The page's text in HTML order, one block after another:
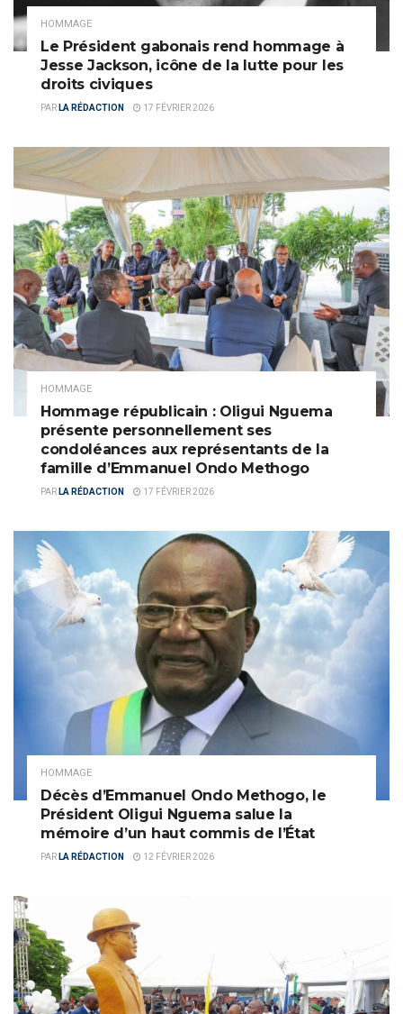
HOMMAGE
Le Président gabonais rend hommage à
Jesse Jackson, icône de la lutte pour les
droits civiques
PAR LA RÉDACTION 17 FÉVRIER 2026
HOMMAGE
Hommage républicain : Oligui Nguema
présente personnellement ses
condoléances aux représentants de la
famille d’Emmanuel Ondo Methogo
PAR LA RÉDACTION 17 FÉVRIER 2026
HOMMAGE
Décès d’Emmanuel Ondo Methogo, le
Président Oligui Nguema salue la
mémoire d’un haut commis de l’État
PAR LA RÉDACTION 12 FÉVRIER 2026